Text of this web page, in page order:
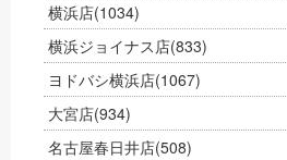
横浜店(1034)
横浜ジョイナス店(833)
ヨドバシ横浜店(1067)
大宮店(934)
名古屋春日井店(508)